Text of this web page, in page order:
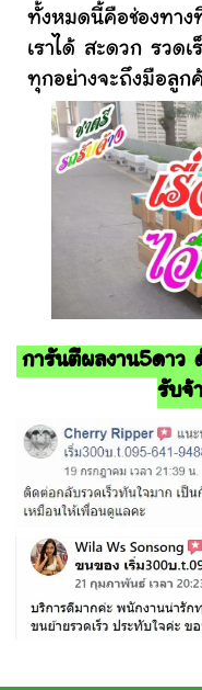
ทั้งหมดนี้คือช่องทาง
เราได้ สะดวก รวด
ทุกอย่างจะถึงมือลูก
การันตีผลงาน5ดาว
รับจ้